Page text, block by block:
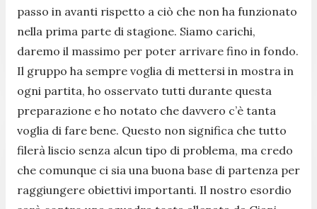
passo in avanti rispetto a ciò che non ha funzionato
nella prima parte di stagione. Siamo carichi,
daremo il massimo per poter arrivare fino in fondo.
Il gruppo ha sempre voglia di mettersi in mostra in
ogni partita, ho osservato tutti durante questa
preparazione e ho notato che davvero c’è tanta
voglia di fare bene. Questo non significa che tutto
filerà liscio senza alcun tipo di problema, ma credo
che comunque ci sia una buona base di partenza per
raggiungere obiettivi importanti. Il nostro esordio